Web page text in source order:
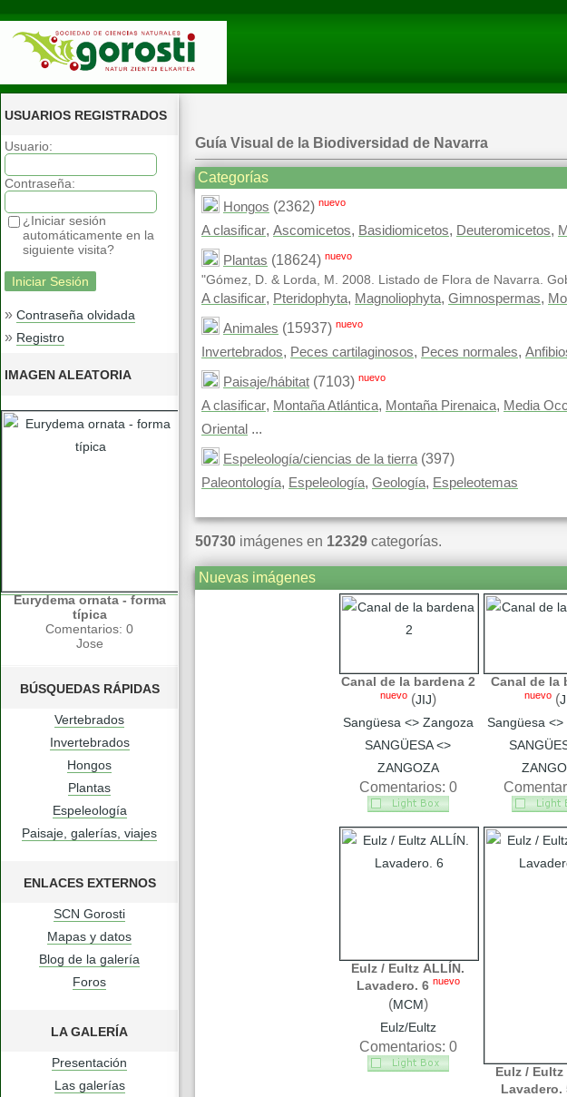
USUARIOS REGISTRADOS
Usuario:
Contraseña:
¿Iniciar sesión
automáticamente en la
siguiente visita?
» Contraseña olvidada
» Registro
IMAGEN ALEATORIA
Eurydema ornata - forma
típica
Comentarios: 0
Jose
BÚSQUEDAS RÁPIDAS
Vertebrados
Invertebrados
Hongos
Plantas
Espeleología
Paisaje, galerías, viajes
ENLACES EXTERNOS
SCN Gorosti
Mapas y datos
Blog de la galería
Foros
LA GALERÍA
Presentación
Las galerías
Guía Visual de la Biodiversidad de Navarra
Categorías
Hongos (2362) nuevo
A clasificar, Ascomicetos, Basidiomicetos, Deuteromicetos,
Plantas (18624) nuevo
"Gómez, D. & Lorda, M. 2008. Listado de Flora de Navarra.
A clasificar, Pteridophyta, Magnoliophyta, Gimnospermas,
Animales (15937) nuevo
Invertebrados, Peces cartilaginosos, Peces normales,
Paisaje/hábitat (7103) nuevo
A clasificar, Montaña Atlántica, Montaña Pirenaica, Media
Oriental ...
Espeleología/ciencias de la tierra (397)
Paleontología, Espeleología, Geología, Espeleotemas
50730 imágenes en 12329 categorías.
Nuevas imágenes
Canal de la bardena 2
nuevo(JIJ)
Sangüesa <> Zangoza
SANGÜESA <>
ZANGOZA
Comentarios: 0
Canal de la
nuevo(
Sangüesa <>
Eulz / Eultz ALLÍN.
Lavadero. 6 nuevo
(MCM)
Eulz/Eultz
Comentarios: 0
Eulz / Eultz
Lavadero.